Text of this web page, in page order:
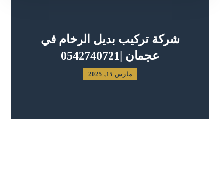
شركة تركيب بديل الرخام في
عجمان |0542740721
مارس 15, 2025